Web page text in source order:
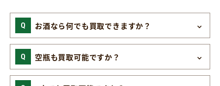
お酒なら何でも買取できますか？
空瓶も買取可能ですか？